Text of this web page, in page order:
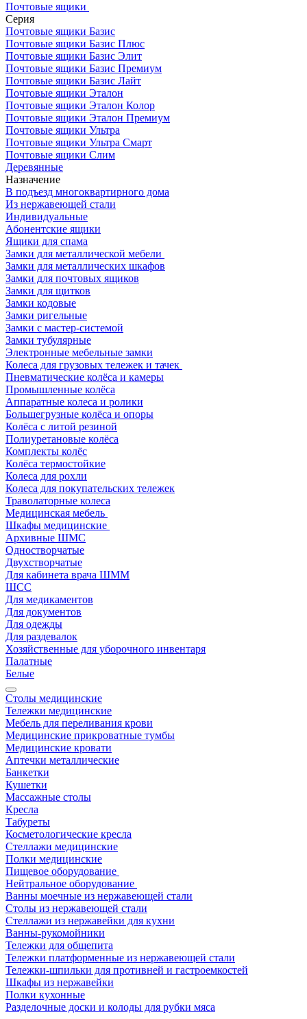
Почтовые ящики
Серия
Почтовые ящики Базис
Почтовые ящики Базис Плюс
Почтовые ящики Базис Элит
Почтовые ящики Базис Премиум
Почтовые ящики Базис Лайт
Почтовые ящики Эталон
Почтовые ящики Эталон Колор
Почтовые ящики Эталон Премиум
Почтовые ящики Ультра
Почтовые ящики Ультра Смарт
Почтовые ящики Слим
Деревянные
Назначение
В подъезд многоквартирного дома
Из нержавеющей стали
Индивидуальные
Абонентские ящики
Ящики для спама
Замки для металлической мебели
Замки для металлических шкафов
Замки для почтовых ящиков
Замки для щитков
Замки кодовые
Замки ригельные
Замки с мастер-системой
Замки тубулярные
Электронные мебельные замки
Колеса для грузовых тележек и тачек
Пневматические колёса и камеры
Промышленные колёса
Аппаратные колеса и ролики
Большегрузные колёса и опоры
Колёса с литой резиной
Полиуретановые колёса
Комплекты колёс
Колёса термостойкие
Колеса для рохли
Колеса для покупательских тележек
Траволаторные колеса
Медицинская мебель
Шкафы медицинские
Архивные ШМС
Одностворчатые
Двухстворчатые
Для кабинета врача ШММ
ШСС
Для медикаментов
Для документов
Для одежды
Для раздевалок
Хозяйственные для уборочного инвентаря
Палатные
Белые
Столы медицинские
Тележки медицинские
Мебель для переливания крови
Медицинские прикроватные тумбы
Медицинские кровати
Аптечки металлические
Банкетки
Кушетки
Массажные столы
Кресла
Табуреты
Косметологические кресла
Стеллажи медицинские
Полки медицинские
Пищевое оборудование
Нейтральное оборудование
Ванны моечные из нержавеющей стали
Столы из нержавеющей стали
Стеллажи из нержавейки для кухни
Ванны-рукомойники
Тележки для общепита
Тележки платформенные из нержавеющей стали
Тележки-шпильки для противней и гастроемкостей
Шкафы из нержавейки
Полки кухонные
Разделочные доски и колоды для рубки мяса